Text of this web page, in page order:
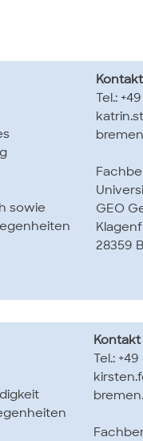
sowie
Kontakt
Tel.:
GEO
28359
Kontakt
Tel.: